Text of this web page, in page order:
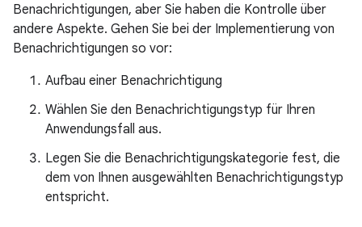
Benachrichtigungen, aber Sie haben die Kontrolle über
andere Aspekte. Gehen Sie bei der Implementierung von
Benachrichtigungen so vor:
Aufbau einer Benachrichtigung
Wählen Sie den Benachrichtigungstyp für Ihren
Anwendungsfall aus.
Legen Sie die Benachrichtigungskategorie fest, die
dem von Ihnen ausgewählten Benachrichtigungstyp
entspricht.